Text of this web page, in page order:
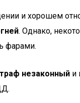
и хорошем
. Однако,
фарами.
незаконный и